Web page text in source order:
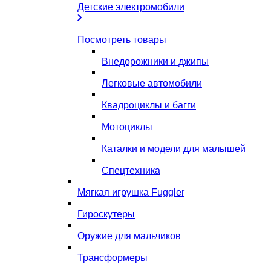
Детские электромобили
Посмотреть товары
Внедорожники и джипы
Легковые автомобили
Квадроциклы и багги
Мотоциклы
Каталки и модели для малышей
Спецтехника
Мягкая игрушка Fuggler
Гироскутеры
Оружие для мальчиков
Трансформеры